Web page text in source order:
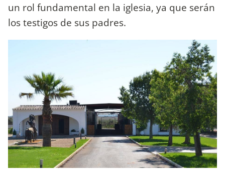
un rol fundamental en la iglesia, ya que serán
los testigos de sus padres.